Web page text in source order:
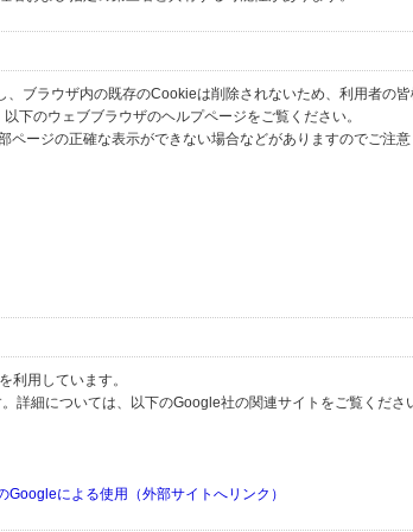
ブラウザ内の既存のCookieは削除されないため、利用者の
下のウェブブラウザのヘルプページをご覧ください。
ージの正確な表示ができない場合などがありますのでご注意
利用しています。
細については、以下のGoogle社の関連サイトをご覧くださ
による使用（外部サイトへリンク）